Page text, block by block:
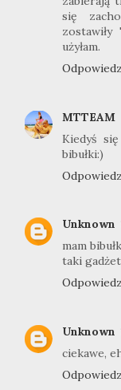
się
użyłam.
Odpowiedz
MTTEAM
Kiedyś
bibułki:)
Odpowiedz
Unknown
mam
taki
Odpowiedz
Unknown
ciekawe,
Odpowiedz